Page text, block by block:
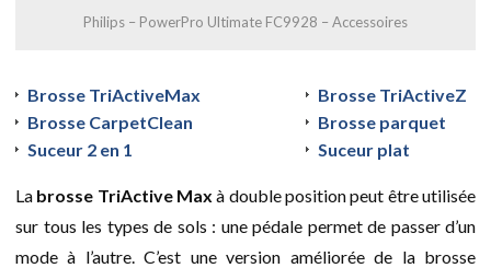
Philips – PowerPro Ultimate FC9928 – Accessoires
Brosse TriActiveMax
Brosse TriActiveZ
Brosse CarpetClean
Brosse parquet
Suceur 2 en 1
Suceur plat
La brosse TriActive Max à double position peut être utilisée
sur tous les types de sols : une pédale permet de passer d’un
mode à l’autre. C’est une version améliorée de la brosse